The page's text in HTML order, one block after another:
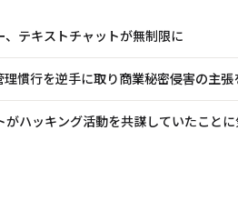
テキストチャットが無制限に
慣行を逆手に取り商業秘密侵害の主張
ハッキング活動を共謀していたこと